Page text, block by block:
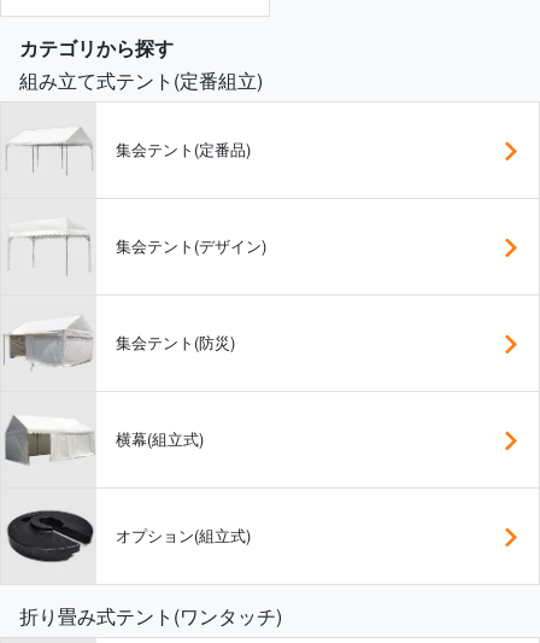
カテゴリから探す
組み立て式テント(定番組立)
集会テント(定番品)
集会テント(デザイン)
集会テント(防災)
横幕(組立式)
オプション(組立式)
折り畳み式テント(ワンタッチ)